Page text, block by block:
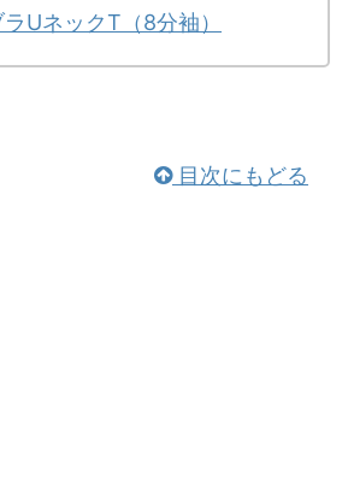
UネックT（8分袖）
目次にもどる